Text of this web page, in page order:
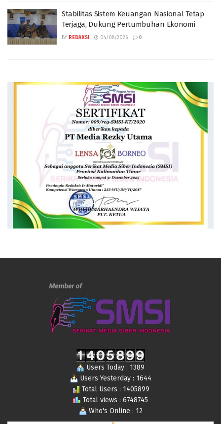
Stabilitas Sistem Keuangan Nasional Tetap
Terjaga, Dukung Pertumbuhan Ekonomi
BY REDAKSI 04/08/2026 0
Users Today : 1389
Users Yesterday : 1644
Total Users : 1405899
Total views : 6748745
Who's Online : 12